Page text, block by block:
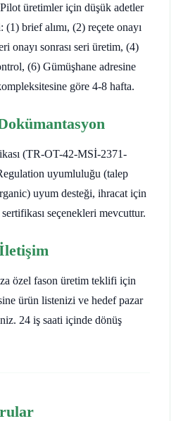
üretimler için düşük adetler
(1) brief alımı, (2) reçete onayı
onayı sonrası seri üretim, (4)
(6) Gümüşhane adresine
göre 4-8 hafta.
(TR-OT-42-MSİ-2371-
uyumluluğu (talep
uyum desteği, ihracat için
seçenekleri mevcuttur.
özel fason üretim teklifi için
ürün listenizi ve hedef pazar
24 iş saati içinde dönüş